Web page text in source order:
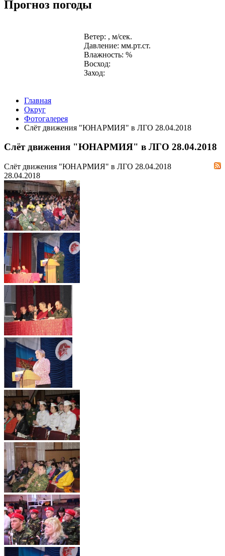
Прогноз погоды
Ветер: , м/сек.
Давление: мм.рт.ст.
Влажность: %
Восход:
Заход:
Главная
Округ
Фотогалерея
Слёт движения "ЮНАРМИЯ" в ЛГО 28.04.2018
Слёт движения "ЮНАРМИЯ" в ЛГО 28.04.2018
Слёт движения "ЮНАРМИЯ" в ЛГО 28.04.2018
28.04.2018